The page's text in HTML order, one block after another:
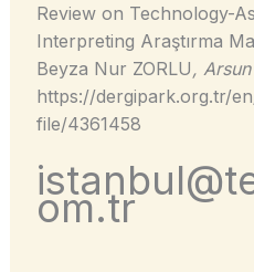
Review on Technology-
Interpreting Araştırma
Beyza Nur ZORLU ,
https://dergipark.org.tr/
file/4361458
om.tr